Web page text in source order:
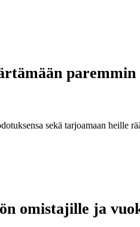
sekä tarjoamaan heille
omistajille ja